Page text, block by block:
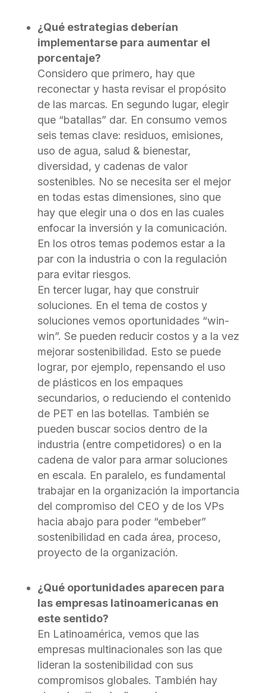
¿Qué estrategias deberían
implementarse para aumentar el
porcentaje?
Considero que primero, hay que
reconectar y hasta revisar el propósito
de las marcas. En segundo lugar, elegir
que “batallas” dar. En consumo vemos
seis temas clave: residuos, emisiones,
uso de agua, salud & bienestar,
diversidad, y cadenas de valor
sostenibles. No se necesita ser el mejor
en todas estas dimensiones, sino que
hay que elegir una o dos en las cuales
enfocar la inversión y la comunicación.
En los otros temas podemos estar a la
par con la industria o con la regulación
para evitar riesgos.
En tercer lugar, hay que construir
soluciones. En el tema de costos y
soluciones vemos oportunidades “win-
win”. Se pueden reducir costos y a la vez
mejorar sostenibilidad. Esto se puede
lograr, por ejemplo, repensando el uso
de plásticos en los empaques
secundarios, o reduciendo el contenido
de PET en las botellas. También se
pueden buscar socios dentro de la
industria (entre competidores) o en la
cadena de valor para armar soluciones
en escala. En paralelo, es fundamental
trabajar en la organización la importancia
del compromiso del CEO y de los VPs
hacia abajo para poder “embeber”
sostenibilidad en cada área, proceso,
proyecto de la organización.
¿Qué oportunidades aparecen para
las empresas latinoamericanas en
este sentido?
En Latinoamérica, vemos que las
empresas multinacionales son las que
lideran la sostenibilidad con sus
compromisos globales. También hay